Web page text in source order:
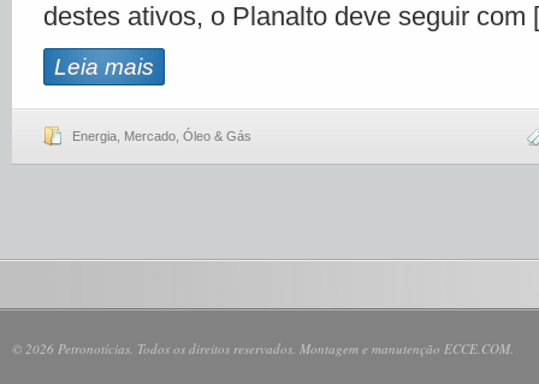
destes ativos, o Planalto deve seguir
Leia mais
Energia Mercado Óleo & Gás
© 2026 Petronotícias. Todos os direitos reservados. Montagem e manutenção ECCE.COM.